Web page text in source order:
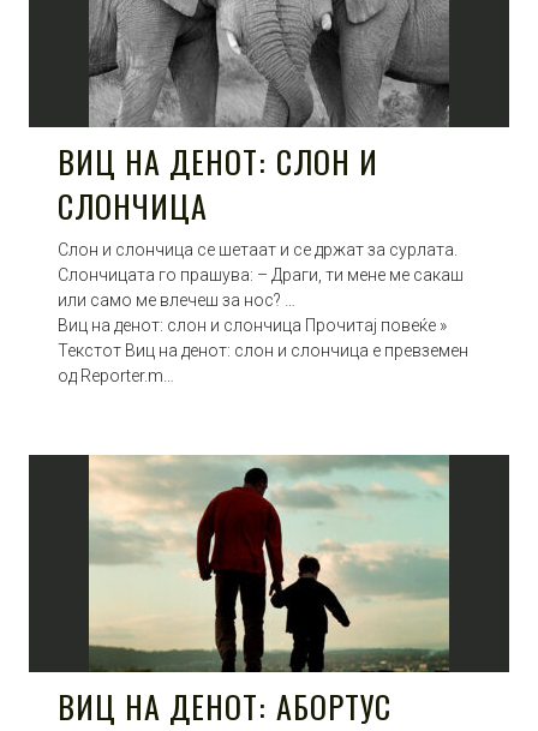
ВИЦ НА ДЕНОТ: СЛОН И
СЛОНЧИЦА
Слон и слончица се шетаат и се држат за сурлата.
Слончицата го прашува: – Драги, ти мене ме сакаш
или само ме влечеш за нос? …
Виц на денот: слон и слончица Прочитај повеќе »
Текстот Виц на денот: слон и слончица е превземен
од Reporter.m…
ВИЦ НА ДЕНОТ: АБОРТУС